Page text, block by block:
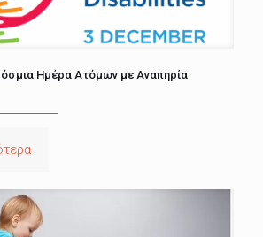
Ημέρα Ατόμων με Αναπηρία